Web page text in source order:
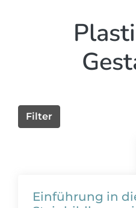
Filter
Einführung in